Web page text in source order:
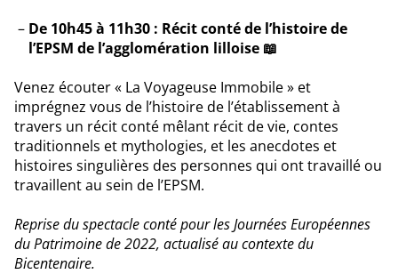
De 10h45 à 11h30 : Récit conté de l’histoire de
l’EPSM de l’agglomération lilloise 📖
Venez écouter « La Voyageuse Immobile » et
imprégnez vous de l’histoire de l’établissement à
travers un récit conté mêlant récit de vie, contes
traditionnels et mythologies, et les anecdotes et
histoires singulières des personnes qui ont travaillé ou
travaillent au sein de l’EPSM.
Reprise du spectacle conté pour les Journées Européennes
du Patrimoine de 2022, actualisé au contexte du
Bicentenaire.